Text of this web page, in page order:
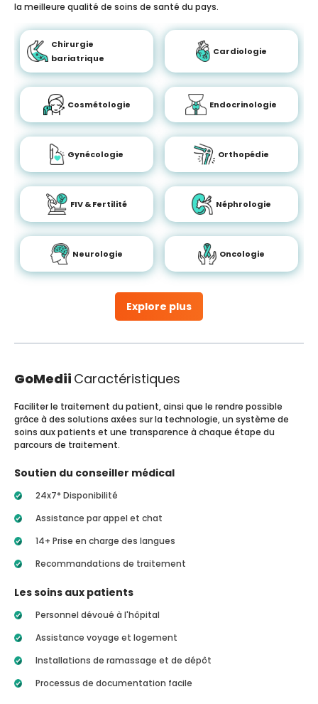
Explore plus
la meilleure qualité de soins de santé du pays.
Chirurgie
bariatrique
Cardiologie
Cosmétologie Endocrinologie
Gynécologie Orthopédie
FIV & Fertilité Néphrologie
Neurologie Oncologie
GoMedii Caractéristiques
Faciliter le traitement du patient, ainsi que le rendre possible
grâce à des solutions axées sur la technologie, un système de
soins aux patients et une transparence à chaque étape du
parcours de traitement.
Soutien du conseiller médical
24x7* Disponibilité
Assistance par appel et chat
14+ Prise en charge des langues
Recommandations de traitement
Les soins aux patients
Personnel dévoué à l'hôpital
Assistance voyage et logement
Installations de ramassage et de dépôt
Processus de documentation facile